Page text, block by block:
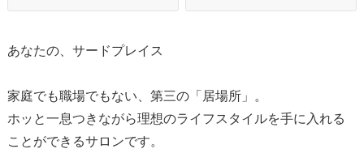
あなたの、サードプレイス
家庭でも職場でもない、第三の「居場所」。
ホッと一息つきながら理想のライフスタイルを手に入れる
ことができるサロンです。